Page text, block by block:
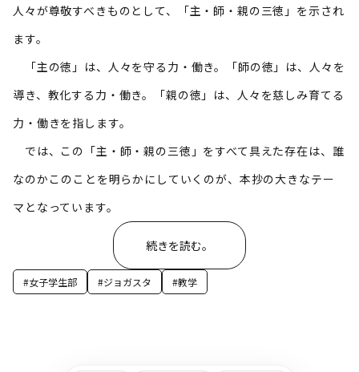
人々が尊敬すべきものとして、「主・師・親の三徳」を示され
ます。
「主の徳」は、人々を守る力・働き。「師の徳」は、人々を
導き、教化する力・働き。「親の徳」は、人々を慈しみ育てる
力・働きを指します。
では、この「主・師・親の三徳」をすべて具えた存在は、誰
なのか――このことを明らかにしていくのが、本抄の大きなテー
マとなっています。
続きを読む。
#女子学生部 #ジョガスタ #教学